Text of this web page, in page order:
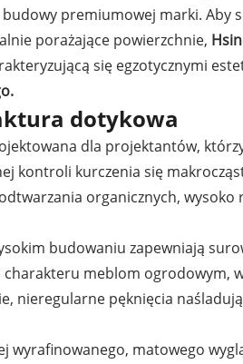
premiumowej marki. Aby
porażające powierzchnie,
się egzotycznymi
dotykowa
dla projektantów,
kontroli kurczenia się
organicznych, wysoko
budowaniu zapewniają
meblom ogrodowym,
nieregularne pęknięcia
wyrafinowanego, matowego